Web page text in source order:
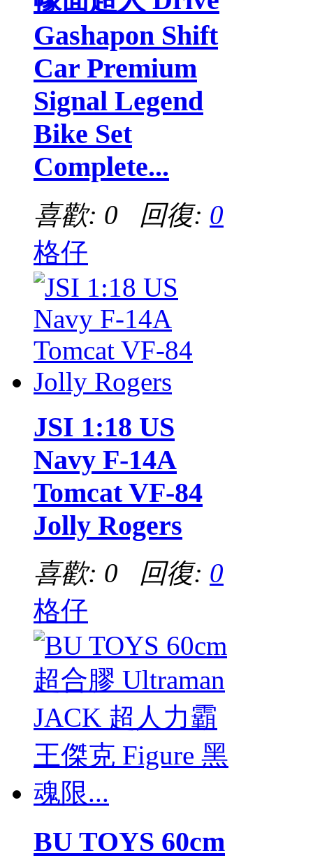
Gashapon Shift
Car Premium
Signal Legend
Bike Set
Complete...
喜歡: 0 回復: 0
格仔
JSI 1:18 US
Navy F-14A
Tomcat VF-84
Jolly Rogers
喜歡: 0 回復: 0
格仔
BU TOYS 60cm